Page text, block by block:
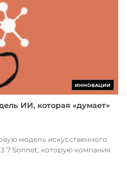
ИННОВАЦИИ
ИИ, которая «думает»
модель искусственного
Sonnet, которую компания